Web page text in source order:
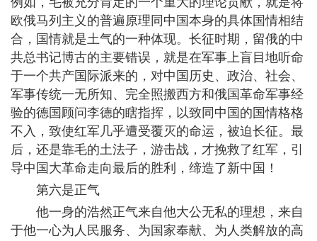
欧俄马列主义的普遍原理同中国本身的具体国情相结
合，国情就是土气的一种体现。长征时期，留俄的中
共总书记博古的主要错误，就是在军事上盲目地听命
于一个共产国际派来的，对中国历史、政治、社会、
军事传统一无所知、完全照搬西方和俄国革命军事经
验的德国顾问李德的瞎指挥，以致同中国的国情格格
不入，致使红军几乎遭受覆灭的命运，被迫长征。最
后，还是靠毛的土法子，游击战，才挽救了红军，引
导中国大革命走向最后的胜利，缔造了新中国！
第六是正气
他一身的浩然正气来自他大公无私的理想，来自
于他一心为人民服务、为国家奉献、为人类解放的高